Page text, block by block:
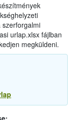
szerforgalmi
urlap.xlsx fájlban
megküldeni.